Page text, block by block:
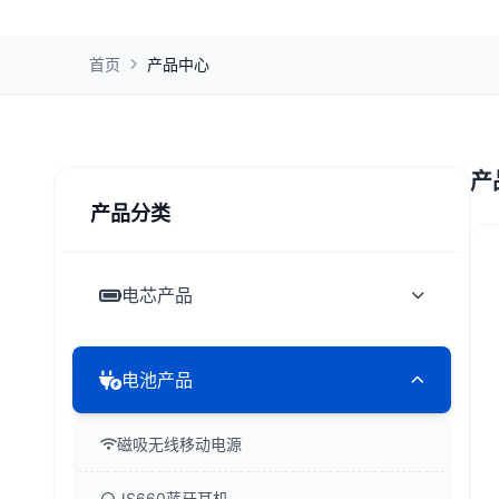
首页 产品中心
产品分类
电芯产品
电池产品
磁吸无线移动电源
产